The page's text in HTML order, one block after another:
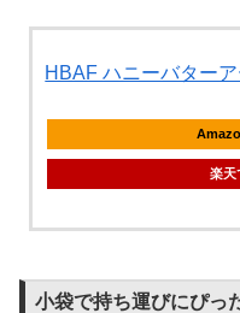
HBAF ハニーバター
楽天
小袋で持ち運びにぴっ